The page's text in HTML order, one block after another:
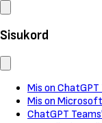
Sisukord
Mis on ChatGPT
Mis on
ChatGPT